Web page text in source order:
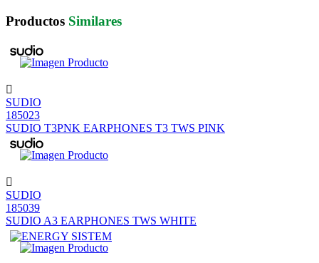
Productos Similares
SUDIO
185023
SUDIO T3PNK EARPHONES T3 TWS PINK
SUDIO
185039
SUDIO A3 EARPHONES TWS WHITE